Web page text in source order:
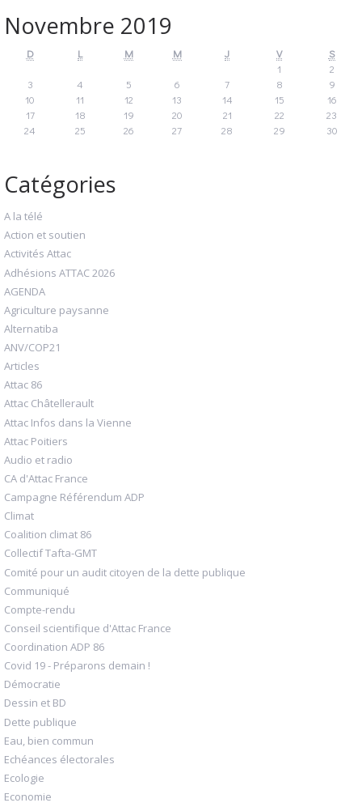
Novembre 2019
D L M M J V
S
1
2
3
4 5 6 7 8
9
10
11 12 13 14 15
16
17
18 19 20 21 22
23
24
25 26 27 28 29 30
Catégories
A la télé
Action et soutien
Activités Attac
Adhésions ATTAC 2026
AGENDA
Agriculture paysanne
Alternatiba
ANV/COP21
Articles
Attac 86
Attac Châtellerault
Attac Infos dans la Vienne
Attac Poitiers
Audio et radio
CA d'Attac France
Campagne Référendum ADP
Climat
Coalition climat 86
Collectif Tafta-GMT
Comité pour un audit citoyen de la dette publique
Communiqué
Compte-rendu
Conseil scientifique d'Attac France
Coordination ADP 86
Covid 19 - Préparons demain !
Démocratie
Dessin et BD
Dette publique
Eau, bien commun
Echéances électorales
Ecologie
Economie